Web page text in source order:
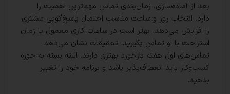
بعد از آماده‌سازی، زمان‌بندی تماس مهم‌ترین اهمیت را
دارد. انتخاب روز و ساعت مناسب احتمال پاسخ‌گویی مشتری
را افزایش می‌دهد. بهتر است در ساعات کاری معمول یا زمان
استراحت با او تماس بگیرید. تحقیقات نشان می‌دهد
تماس‌های اول هفته بازخورد بهتری دارند. البته بسته به حوزه
کسب‌وکار باید انعطاف‌پذیر باشد و برنامه خود را تغییر
بدهید.